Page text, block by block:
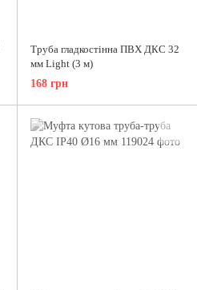
Труба гладкостінна ПВХ ДКС 32
мм Light (3 м)
168 грн